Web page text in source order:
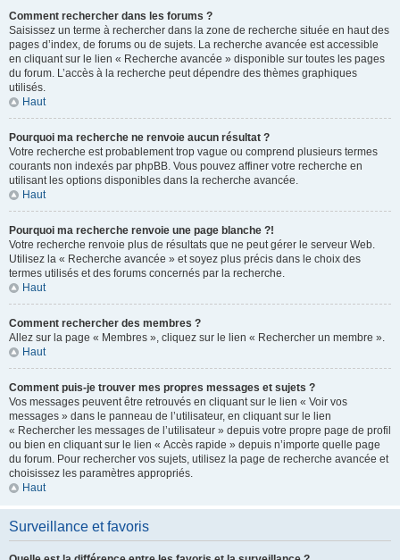
Comment rechercher dans les forums ?
Saisissez un terme à rechercher dans la zone de recherche située en haut des
pages d’index, de forums ou de sujets. La recherche avancée est accessible
en cliquant sur le lien « Recherche avancée » disponible sur toutes les pages
du forum. L’accès à la recherche peut dépendre des thèmes graphiques
utilisés.
Haut
Pourquoi ma recherche ne renvoie aucun résultat ?
Votre recherche est probablement trop vague ou comprend plusieurs termes
courants non indexés par phpBB. Vous pouvez affiner votre recherche en
utilisant les options disponibles dans la recherche avancée.
Haut
Pourquoi ma recherche renvoie une page blanche ?!
Votre recherche renvoie plus de résultats que ne peut gérer le serveur Web.
Utilisez la « Recherche avancée » et soyez plus précis dans le choix des
termes utilisés et des forums concernés par la recherche.
Haut
Comment rechercher des membres ?
Allez sur la page « Membres », cliquez sur le lien « Rechercher un membre ».
Haut
Comment puis-je trouver mes propres messages et sujets ?
Vos messages peuvent être retrouvés en cliquant sur le lien « Voir vos
messages » dans le panneau de l’utilisateur, en cliquant sur le lien
« Rechercher les messages de l’utilisateur » depuis votre propre page de profil
ou bien en cliquant sur le lien « Accès rapide » depuis n’importe quelle page
du forum. Pour rechercher vos sujets, utilisez la page de recherche avancée et
choisissez les paramètres appropriés.
Haut
Surveillance et favoris